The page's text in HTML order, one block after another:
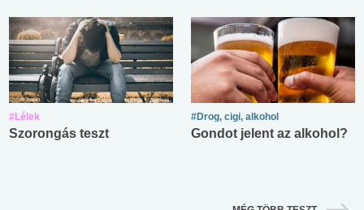
#Lélek
Szorongás teszt
#Drog, cigi, alkohol
Gondot jelent az alkohol?